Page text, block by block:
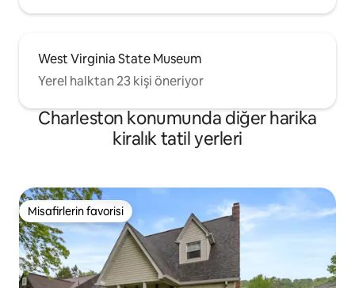
West Virginia State Museum
Yerel halktan 23 kişi öneriyor
Charleston konumunda diğer harika
kiralık tatil yerleri
Misafirlerin favorisi
Misafirlerin favorisi